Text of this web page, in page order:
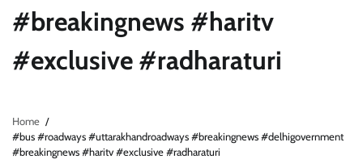
#breakingnews #haritv
#exclusive #radharaturi
Home
#bus #roadways #uttarakhandroadways #breakingnews #delhigovernment
#breakingnews #haritv #exclusive #radharaturi